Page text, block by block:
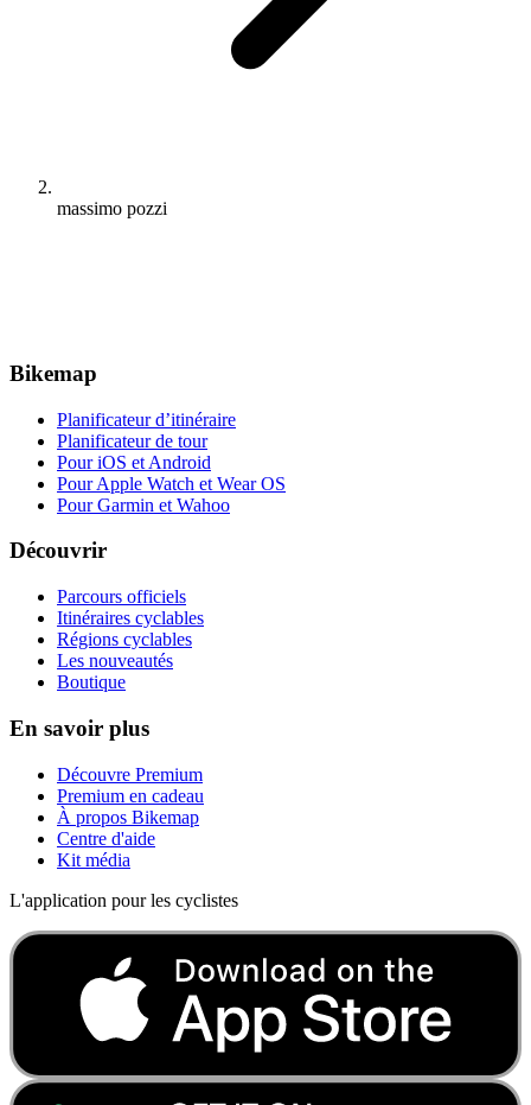
massimo pozzi
Bikemap
Planificateur d’itinéraire
Planificateur de tour
Pour iOS et Android
Pour Apple Watch et Wear OS
Pour Garmin et Wahoo
Découvrir
Parcours officiels
Itinéraires cyclables
Régions cyclables
Les nouveautés
Boutique
En savoir plus
Découvre Premium
Premium en cadeau
À propos Bikemap
Centre d'aide
Kit média
L'application pour les cyclistes